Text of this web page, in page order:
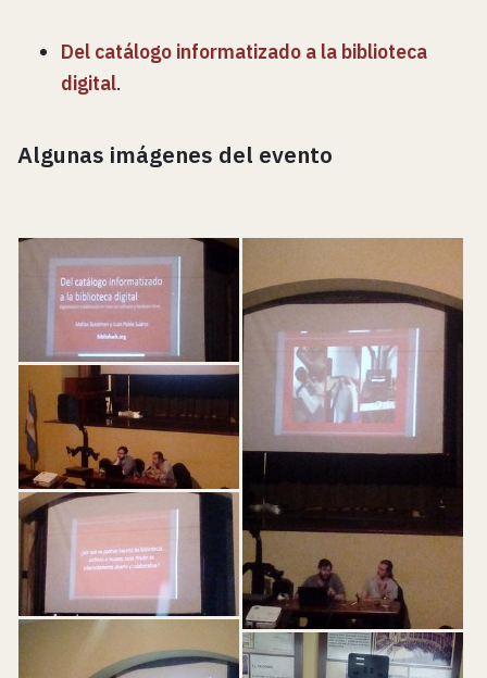
Del catálogo informatizado a la biblioteca
digital.
Algunas imágenes del evento